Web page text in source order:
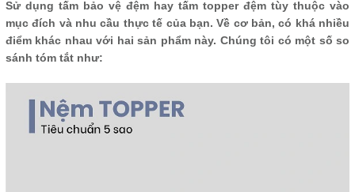
Sử dụng tấm bảo vệ đệm hay tấm topper đệm tùy thuộc vào
mục đích và nhu cầu thực tế của bạn. Về cơ bản, có khá nhiều
điểm khác nhau với hai sản phẩm này. Chúng tôi có một số so
sánh tóm tắt như: